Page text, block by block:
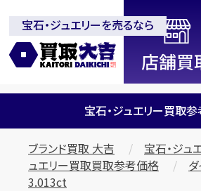
全国2200店舗以上展開中！信頼と実
吉」
宝石・ジュエリーを売るなら
宝石・ジュエリー買取
ブランド買取 大吉 宝石・ジュ
ュエリー買取買取参考価格
3.013ct